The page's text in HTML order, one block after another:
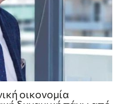
οικονομία